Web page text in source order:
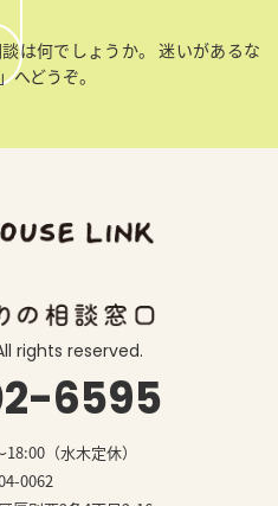
は何でしょうか。 迷いがあるな
へどうぞ。
rights reserved.
6595
（水木定休）
0062